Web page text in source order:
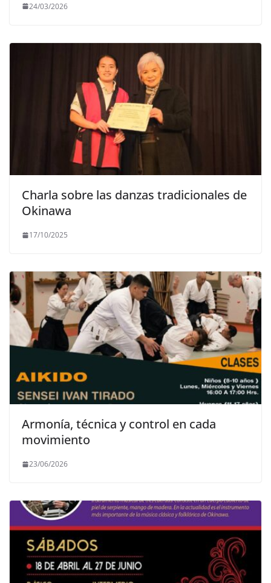
24/03/2026
Charla sobre las danzas tradicionales de
Okinawa
17/10/2025
Armonía, técnica y control en cada
movimiento
23/06/2026